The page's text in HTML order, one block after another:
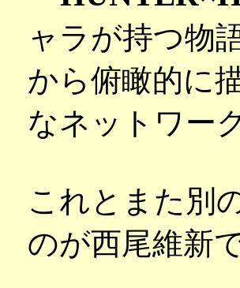
ャラが持つ物
から俯瞰的に
なネットワー
これとまた別
のが西尾維新